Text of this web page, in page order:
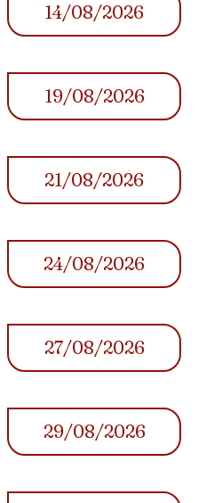
14/08/2026
19/08/2026
21/08/2026
24/08/2026
27/08/2026
29/08/2026